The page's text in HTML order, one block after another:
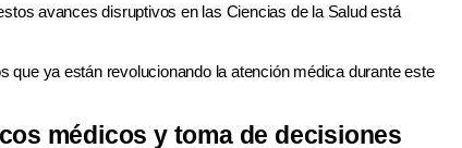
avances disruptivos en las Ciencias de la Salud está
que ya están revolucionando la atención médica durante este
médicos y toma de decisiones